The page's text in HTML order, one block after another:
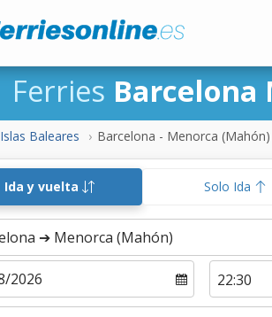
Ferries Barcelona
Islas Baleares Barcelona - Menorca (Mahón)
Ida y vuelta Solo Ida